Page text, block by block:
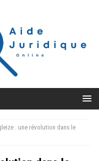
: une révolution dans le